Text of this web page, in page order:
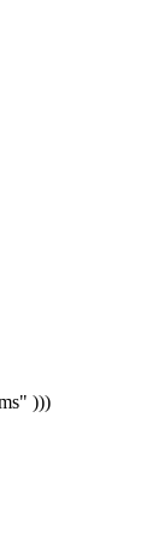
)))